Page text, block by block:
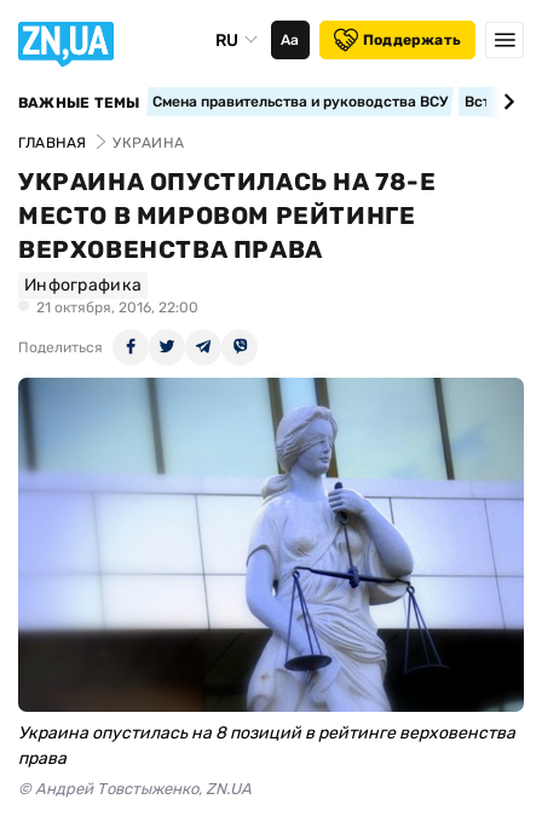
RU Аа Поддержать
ВАЖНЫЕ ТЕМЫ Смена правительства и руководства ВСУ
ГЛАВНАЯ УКРАИНА
УКРАИНА ОПУСТИЛАСЬ НА 78-Е
МЕСТО В МИРОВОМ РЕЙТИНГЕ
ВЕРХОВЕНСТВА ПРАВА
Инфографика
21 октября, 2016, 22:00
Поделиться
Украина опустилась на 8 позиций в рейтинге верховенства
права
© Андрей Товстыженко, ZN.UA